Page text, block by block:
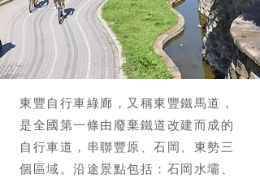
東豐自行車綠廊，又稱東豐鐵馬道，
是全國第一條由廢棄鐵道改建而成的
自行車道，串聯豐原、石岡、東勢三
個區域。沿途景點包括：石岡水壩、